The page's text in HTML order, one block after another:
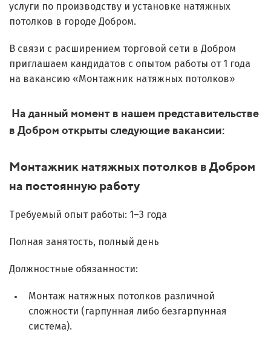
услуги по производству и установке натяжных
потолков в городе Добром.
В связи с расширением торговой сети в Добром
приглашаем кандидатов с опытом работы от 1 года
на вакансию «Монтажник натяжных потолков»
На данный момент в нашем представительстве
в Добром открыты следующие вакансии:
Монтажник натяжных потолков в Добром
на постоянную работу
Требуемый опыт работы: 1–3 года
Полная занятость, полный день
Должностные обязанности:
Монтаж натяжных потолков различной
сложности (гарпунная либо безгарпунная
система).